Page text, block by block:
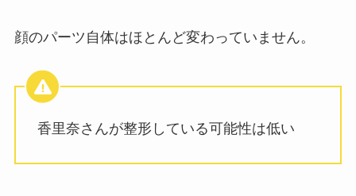
顔のパーツ自体はほとんど変わっていません。
香里奈さんが整形している可能性は低い